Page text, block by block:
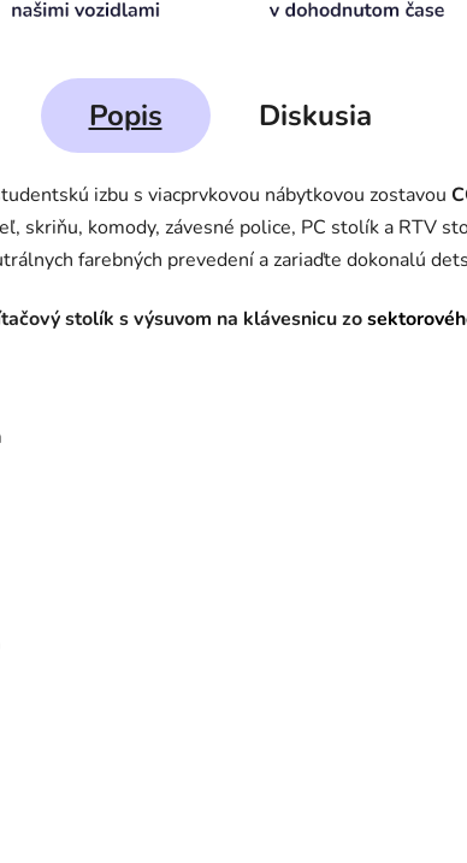
Popis Diskusia
izbu s viacprvkovou nábytkovou zostavou
skriňu, komody, závesné police, PC stolík a RTV
farebných prevedení a zariaďte dokonalú
stolík s výsuvom na klávesnicuzo